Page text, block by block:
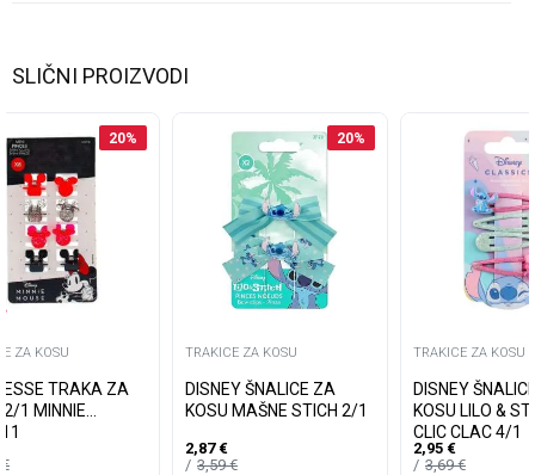
SLIČNI PROIZVODI
20%
ZA KOSU
TRAKA ZA
2/1 MINNIE
€
20%
TRAKICE ZA KOSU
DISNEY ŠNALICE ZA
KOSU MAŠNE STICH 2/1
2,87 €
3,59€
TRAKICE ZA KOSU
DISNEY
KOSU LILO &
CLIC CLAC 4/1
2,95 €
3,69€